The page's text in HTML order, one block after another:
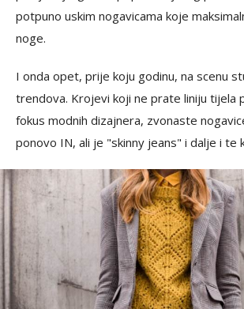
potpuno uskim nogavicama koje
noge.
I onda opet, prije koju godinu, na scenu
trendova. Krojevi koji ne prate liniju tijela
fokus modnih dizajnera, zvonaste
ponovo IN, ali je "skinny jeans" i dalje i te